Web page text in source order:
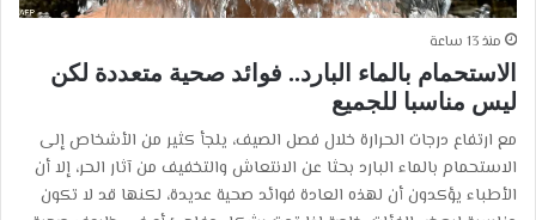
منذ 13 ساعة
الاستحمام بالماء البارد.. فوائد صحية متعددة لكن
ليس مناسبا للجميع
مع ارتفاع درجات الحرارة خلال فصل الصيف، يلجأ كثير من الأشخاص إلى
الاستحمام بالماء البارد بحثا عن الانتعاش والتخفيف من آثار الحر، إلا أن
الأطباء يؤكدون أن لهذه العادة فوائد صحية عديدة، لكنها قد لا تكون